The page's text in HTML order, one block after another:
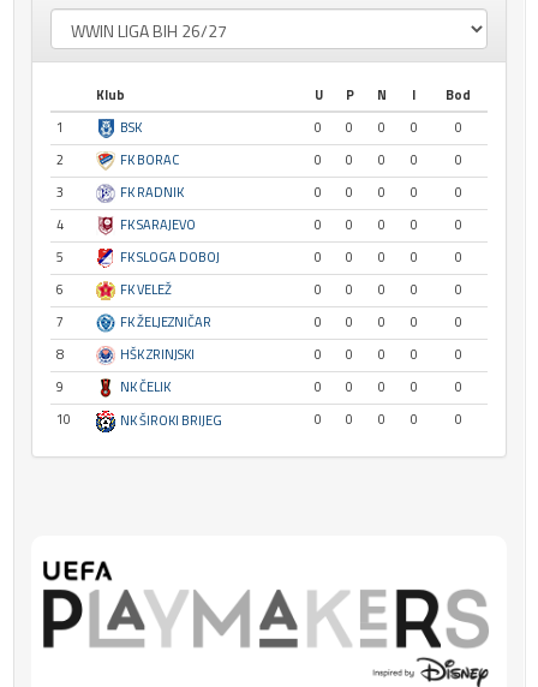
Klub U P N I
Bod
1
BSK 0 0 0 0
0
2
FK BORAC 0 0 0 0
0
3
FK RADNIK 0 0 0 0
0
4
FK SARAJEVO 0 0 0 0
0
5
FK SLOGA DOBOJ 0 0 0 0
0
6
FK VELEŽ 0 0 0 0
0
7
FK ŽELJEZNIČAR 0 0 0 0
0
8
HŠK ZRINJSKI 0 0 0 0
0
9
NK ČELIK 0 0 0 0
0
10
NK ŠIROKI BRIJEG 0 0 0 0 0